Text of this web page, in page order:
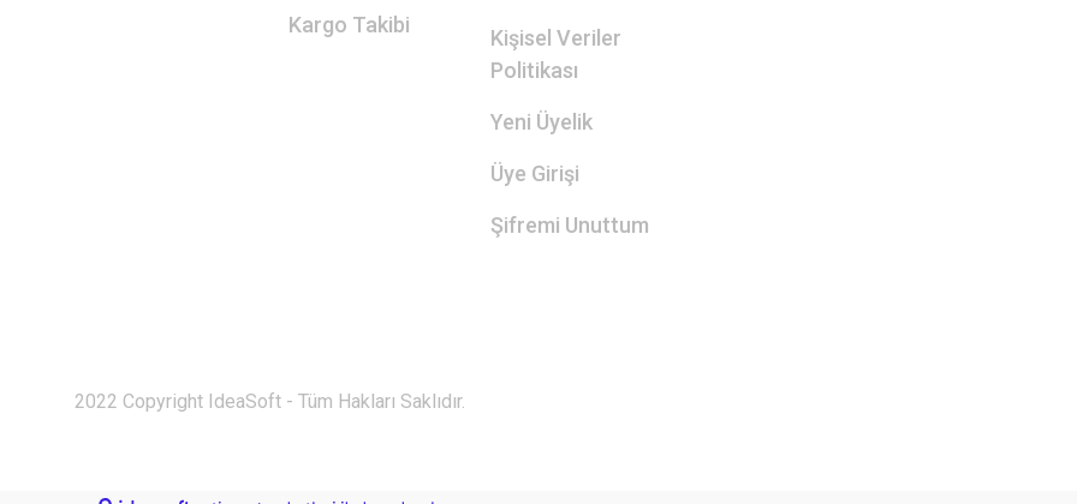
Kargo Takibi
Kişisel Veriler
Politikası
Yeni Üyelik
Üye Girişi
Şifremi Unuttum
2022 Copyright IdeaSoft - Tüm Hakları Saklıdır.